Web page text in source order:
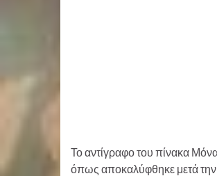
Το αντίγραφο του πίνακα
όπως αποκαλύφθηκε μετά